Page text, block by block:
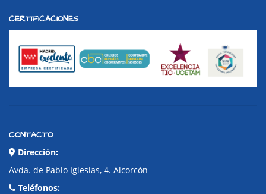
CERTIFICACIONES
CONTACTO
Dirección:
Avda. de Pablo Iglesias, 4. Alcorcón
Teléfonos: